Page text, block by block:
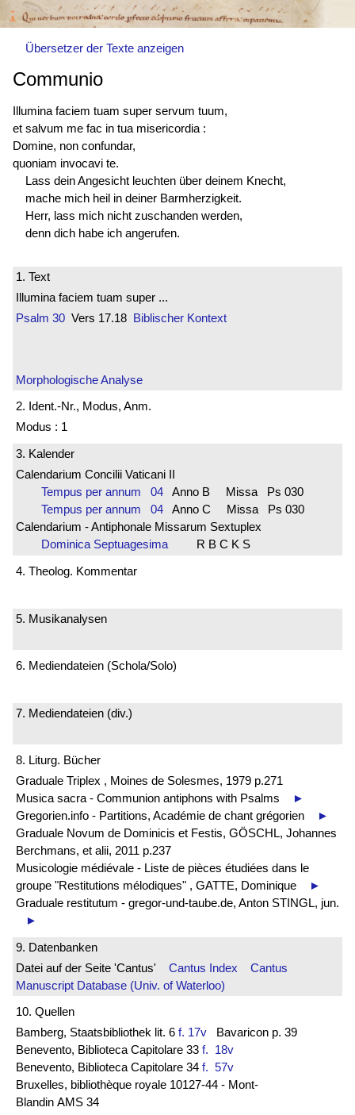
Übersetzer der Texte anzeigen
Communio
Illumina faciem tuam super servum tuum,
et salvum me fac in tua misericordia :
Domine, non confundar,
quoniam invocavi te.
Lass dein Angesicht leuchten über deinem Knecht,
mache mich heil in deiner Barmherzigkeit.
Herr, lass mich nicht zuschanden werden,
denn dich habe ich angerufen.
1. Text
Illumina faciem tuam super ...
Psalm 30 Vers 17.18 Biblischer Kontext
Morphologische Analyse
2. Ident.-Nr., Modus, Anm.
Modus : 1
3. Kalender
Calendarium Concilii Vaticani II
Tempus per annum 04 Anno B Missa Ps 030
Tempus per annum 04 Anno C Missa Ps 030
Calendarium - Antiphonale Missarum Sextuplex
Dominica Septuagesima
R B C K S
4. Theolog. Kommentar
5. Musikanalysen
6. Mediendateien (Schola/Solo)
7. Mediendateien (div.)
8. Liturg. Bücher
Graduale Triplex , Moines de Solesmes, 1979 p.271
Musica sacra - Communion antiphons with Psalms
►
Gregorien.info - Partitions, Académie de chant grégorien
►
Graduale Novum de Dominicis et Festis, GÖSCHL, Johannes
Berchmans, et alii, 2011 p.237
Musicologie médiévale - Liste de pièces étudiées dans le
groupe "Restitutions mélodiques" , GATTE, Dominique
►
Graduale restitutum - gregor-und-taube.de, Anton STINGL, jun.
►
9. Datenbanken
Datei auf der Seite 'Cantus' Cantus Index
Cantus
Manuscript Database (Univ. of Waterloo)
10. Quellen
Bamberg, Staatsbibliothek lit. 6 f. 17v Bavaricon p. 39
Benevento, Biblioteca Capitolare 33 f. 18v
Benevento, Biblioteca Capitolare 34 f. 57v
Bruxelles, bibliothèque royale 10127-44 - Mont-
Blandin AMS 34